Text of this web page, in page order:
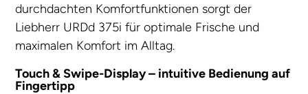
durchdachten Komfortfunktionen sorgt der
Liebherr URDd 375i für optimale Frische und
maximalen Komfort im Alltag.
Touch & Swipe-Display – intuitive Bedienung auf
Fingertipp